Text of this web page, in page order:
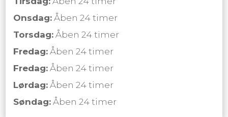
Onsdag: Åben 24 timer
Torsdag: Åben 24 timer
Fredag: Åben 24 timer
Fredag: Åben 24 timer
Lørdag: Åben 24 timer
Søndag: Åben 24 timer